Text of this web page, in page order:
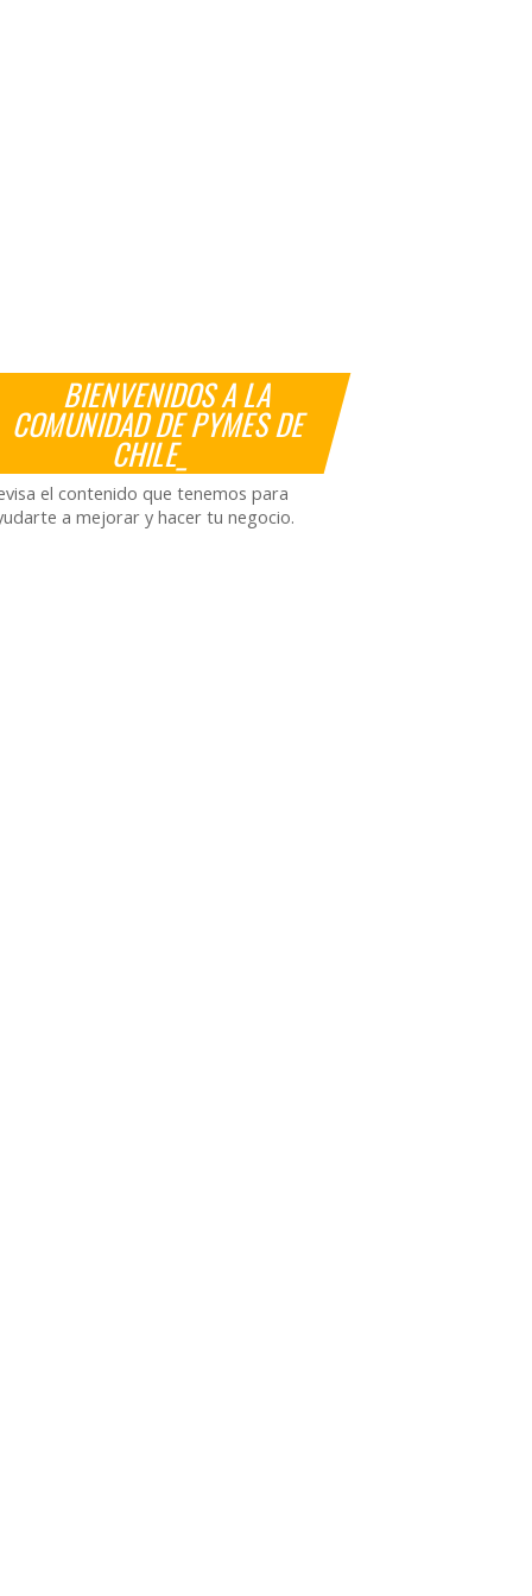
BIENVENIDOS A LA
COMUNIDAD DE PYMES DE
CHILE_
el contenido que tenemos para
a mejorar y hacer tu negocio.